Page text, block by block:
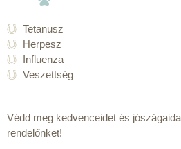
Tetanusz
Herpesz
Influenza
Veszettség
Védd meg kedvenceidet és
rendelőnket!